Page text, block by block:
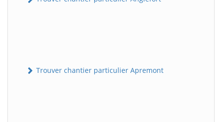
Trouver chantier particulier Apremont